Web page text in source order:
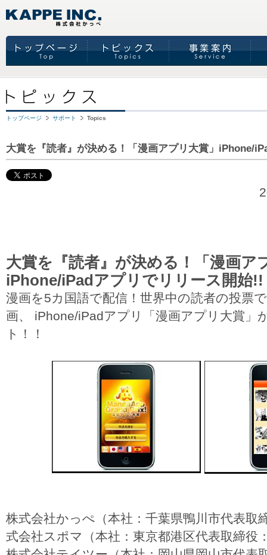
トップページ サポート Topics
大賞を『読者』が決める！「漫画アプリ大賞」iPhone/
大賞を『読者』が決める！「漫画ア
iPhone/iPadアプリでリリース開始!!
漫画を5カ国語で配信！世界中の読者の投票
画、 iPhone/iPadアプリ「漫画アプリ大賞」
ト！！
株式会社かっぺ（本社：千葉県鴨川市代表取
式会社スポマ（本社：東京都港区代表取締役